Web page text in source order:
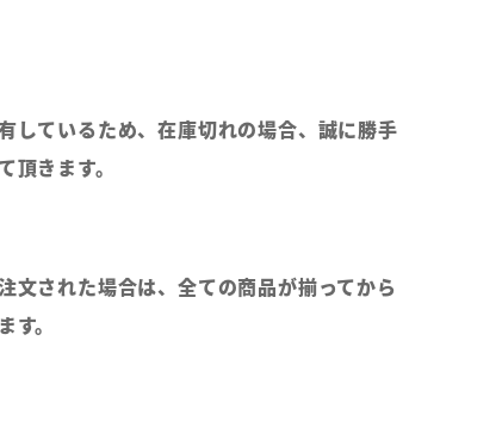
しているため、在庫切れの場合、誠に勝手
頂きます。
文された場合は、全ての商品が揃ってから
。